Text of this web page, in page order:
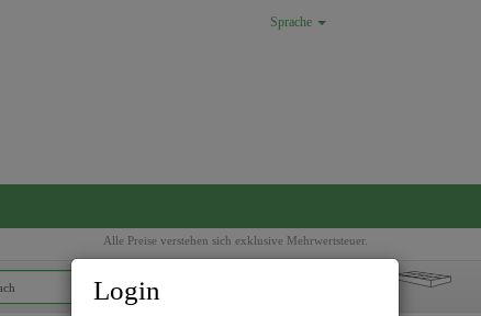
Sprache
Alle Preise verstehen sich exklusive Mehrwertsteuer.
Login